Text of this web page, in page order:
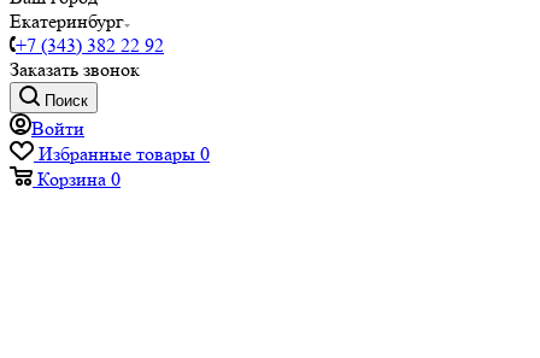
Екатеринбург
+7 (343) 382 22 92
Заказать звонок
Поиск
Войти
Избранные товары 0
Корзина 0